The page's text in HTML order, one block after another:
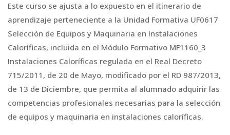
Este curso se ajusta a lo expuesto en el itinerario de
aprendizaje perteneciente a la Unidad Formativa UF0617
Selección de Equipos y Maquinaria en Instalaciones
Caloríficas, incluida en el Módulo Formativo MF1160_3
Instalaciones Caloríficas regulada en el Real Decreto
715/2011, de 20 de Mayo, modificado por el RD 987/2013,
de 13 de Diciembre, que permita al alumnado adquirir las
competencias profesionales necesarias para la selección
de equipos y maquinaria en instalaciones caloríficas.